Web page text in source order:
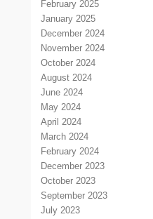
February 2025
January 2025
December 2024
November 2024
October 2024
August 2024
June 2024
May 2024
April 2024
March 2024
February 2024
December 2023
October 2023
September 2023
July 2023